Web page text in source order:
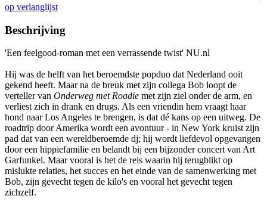
op verlanglijst
Beschrijving
'Een feelgood-roman met een verrassende twist' NU.nl
Hij was de helft van het beroemdste popduo dat Nederland ooit
gekend heeft. Maar na de breuk met zijn collega Bob loopt de
verteller van Onderweg met Roadie met zijn ziel onder de arm, en
verliest zich in drank en drugs. Als een vriendin hem vraagt haar
hond naar Los Angeles te brengen, is dat dé kans op een uitweg. De
roadtrip door Amerika wordt een avontuur - in New York kruist zijn
pad dat van een wereldberoemde dj; hij wordt liefdevol opgevangen
door een hippiefamilie en belandt bij een bijzonder concert van Art
Garfunkel. Maar vooral is het de reis waarin hij terugblikt op
mislukte relaties, het succes en het einde van de samenwerking met
Bob, zijn gevecht tegen de kilo's en vooral het gevecht tegen
zichzelf.